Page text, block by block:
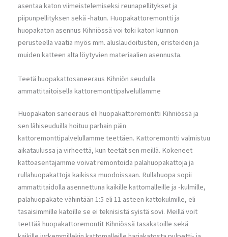
asentaa katon viimeistelemiseksi reunapellitykset ja
piipunpellityksen sekä -hatun. Huopakattoremontti ja
huopakaton asennus Kihniössä voi toki katon kunnon
perusteella vaatia myös mm. aluslaudoitusten, eristeiden ja
muiden katteen alta löytyvien materiaalien asennusta.
Teetä huopakattosaneeraus Kihniön seudulla
ammattitaitoisella kattoremonttipalvelullamme
Huopakaton saneeraus eli huopakattoremontti Kihniössä ja
sen lähiseuduilla hoituu parhain päin
kattoremonttipalvelullamme teettäen. Kattoremontti valmistuu
aikataulussa ja virheettä, kun teetät sen meillä. Kokeneet
kattoasentajamme voivat remontoida palahuopakattoja ja
rullahuopakattoja kaikissa muodoissaan. Rullahuopa sopii
ammattitaidolla asennettuna kaikille kattomalleille ja -kulmille,
palahuopakate vähintään 1:5 eli 11 asteen kattokulmille, eli
tasaisimmille katoille se ei teknisistä syistä sovi. Meillä voit
teettää huopakattoremontit Kihniössä tasakatoille sekä